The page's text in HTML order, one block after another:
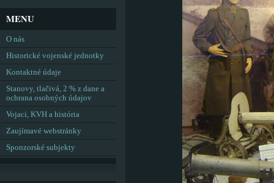
MENU
O nás
Historické vojenské jednotky
Kontaktné údaje
Stanovy, tlačivá, 2 % z dane a
ochrana osobných údajov
Vojaci, KVH a história
Zaujímavé webstránky
Sponzorské subjekty